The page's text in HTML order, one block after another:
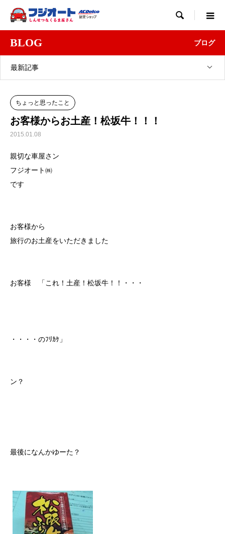

BLOG ブログ
最新記事
ちょっと思ったこと
お客様からお土産！松坂牛！！！
2015.01.08
親切な車屋さン
フジオート㈱
です
お客様から
旅行のお土産をいただきました
お客様 「これ！土産！松坂牛！！・・・
・・・・のﾌﾘｶｹ」
ン？
最後になんかゆーた？